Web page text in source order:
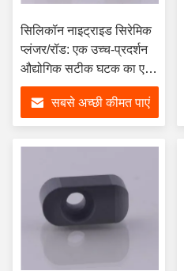
सिलिकॉन नाइट्राइड सिरेमिक
प्लंजर/रॉड: एक उच्च-प्रदर्शन
औद्योगिक सटीक घटक का एक
व्यापक विश्लेषण
सबसे अच्छी कीमत पाएं